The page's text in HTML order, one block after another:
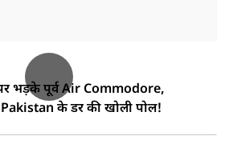
भड़के पूर्व Air Commodore,
के डर की खोली पोल!